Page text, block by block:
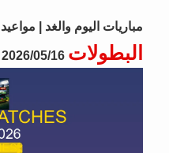
مباريات اليوم والغد |
البطولات 2026/05/16